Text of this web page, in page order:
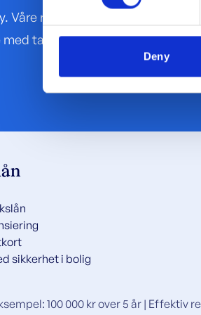
information about your use
other information that
Deny
Våre rådgivere har lang erfaring
med tanke på dine behov og
sikkerhet i bolig
100 000 kr over 5 år | Effektiv